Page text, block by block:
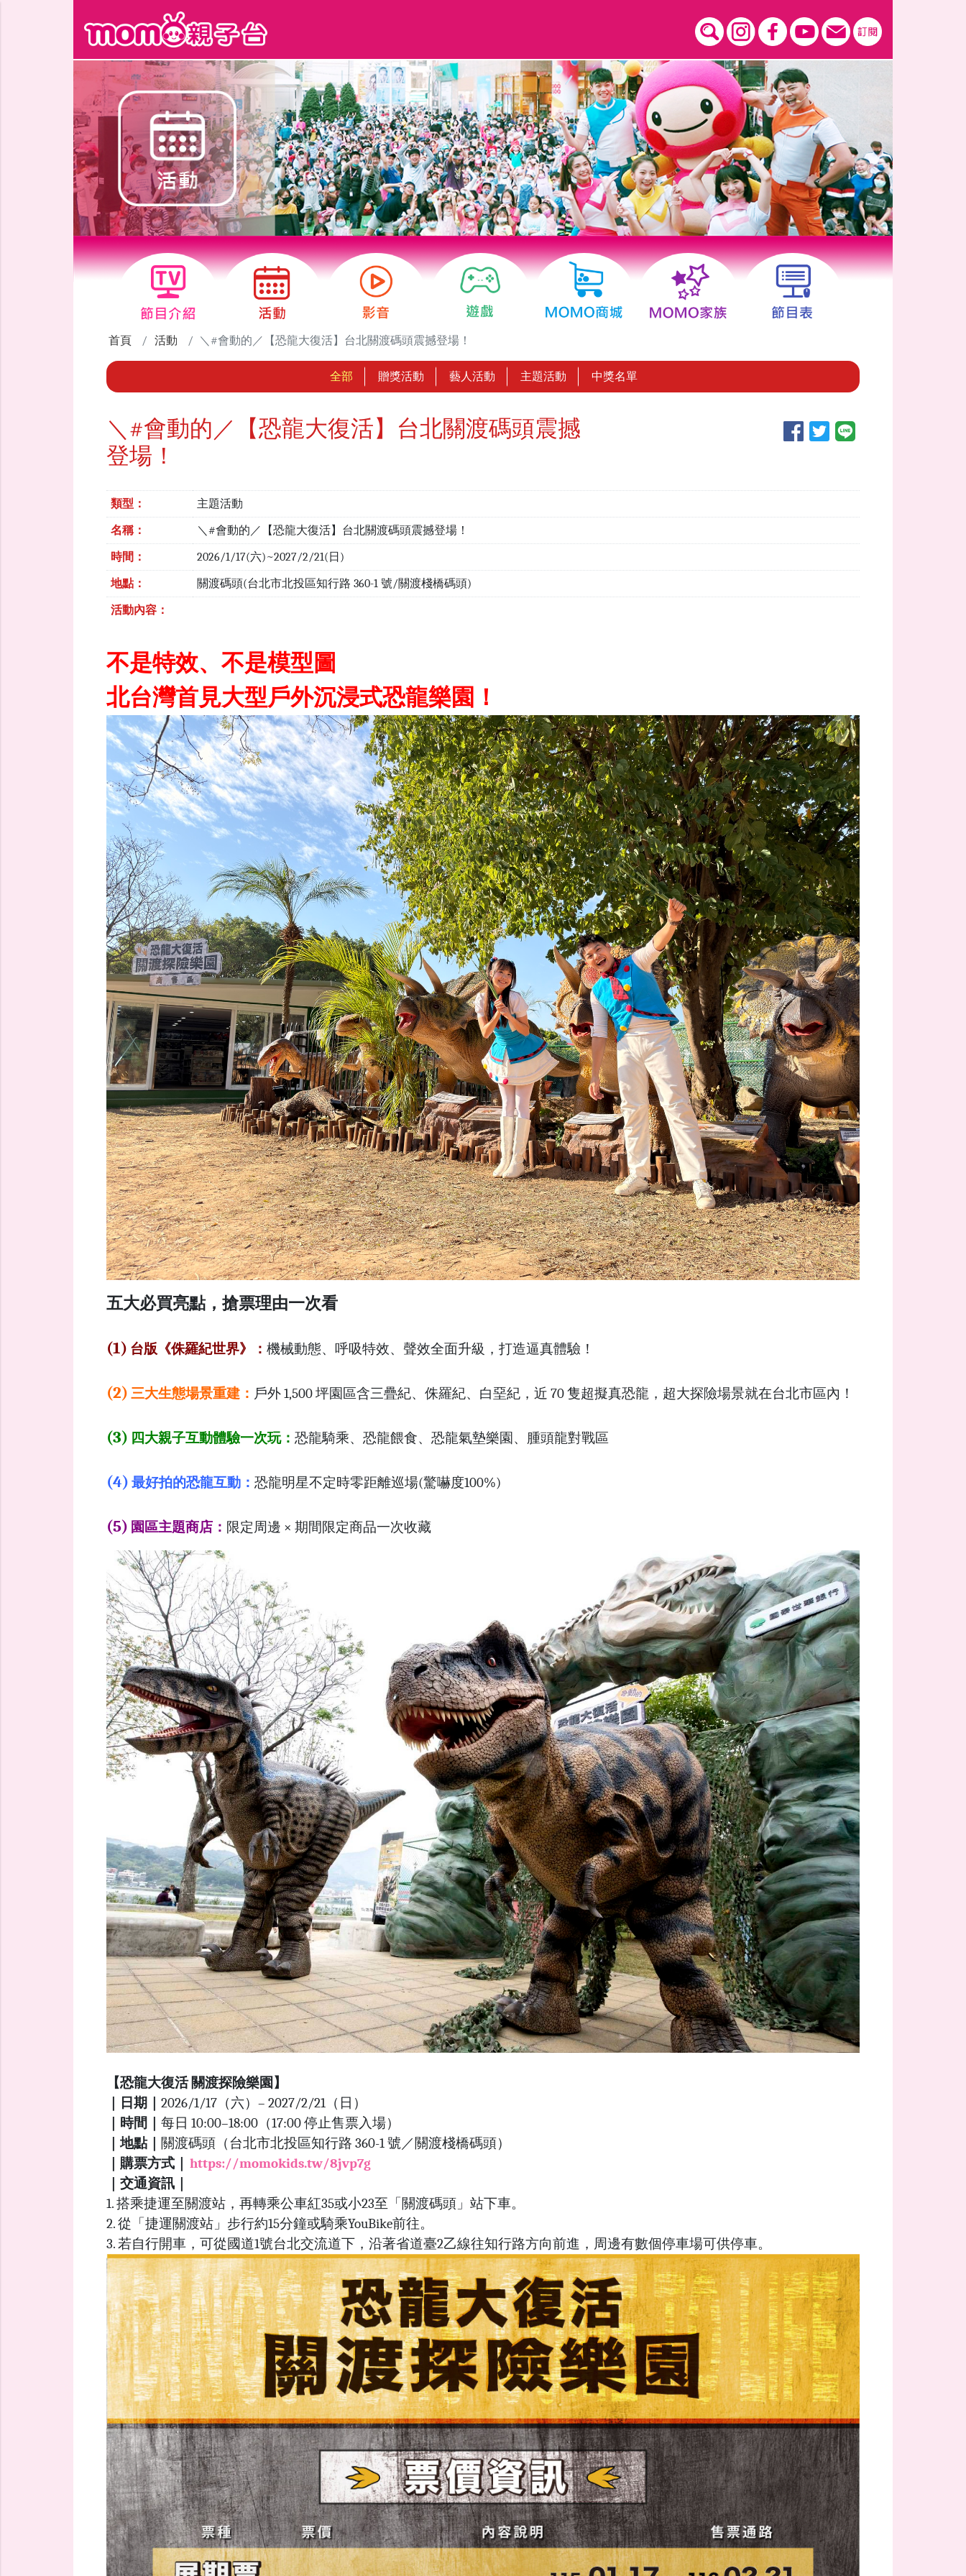
首頁 活動 ＼#會動的／【恐龍大復活】台北關渡碼頭震撼登場！
全部 贈獎活動 藝人活動 主題活動 中獎名單
＼#會動的／【恐龍大復活】台北關渡碼頭震撼
登場！
類型： 主題活動
名稱： ＼#會動的／【恐龍大復活】台北關渡碼頭震撼登場！
時間： 2026/1/17(六)~2027/2/21(日)
地點： 關渡碼頭(台北市北投區知行路 360-1 號/關渡棧橋碼頭)
活動內容：
不是特效、不是模型圖
北台灣首見大型戶外沉浸式恐龍樂園！
五大必買亮點，搶票理由一次看
(1) 台版《侏羅紀世界》： 機械動態、呼吸特效、聲效全面升級，打造逼真體驗！
(2) 三大生態場景重建： 戶外 1,500 坪園區含三疊紀、侏羅紀、白堊紀，近 70 隻超擬真恐龍，超大探險場景就在台北市區內！
(3) 四大親子互動體驗一次玩： 恐龍騎乘、恐龍餵食、恐龍氣墊樂園、腫頭龍對戰區
(4) 最好拍的恐龍互動： 恐龍明星不定時零距離巡場(驚嚇度100%)
(5) 園區主題商店： 限定周邊 × 期間限定商品一次收藏
【恐龍大復活 關渡探險樂園】
｜日期｜ 2026/1/17（六）– 2027/2/21（日）
｜時間｜ 每日 10:00–18:00（17:00 停止售票入場）
｜地點｜ 關渡碼頭（台北市北投區知行路 360-1 號／關渡棧橋碼頭）
｜購票方式｜ https://momokids.tw/8jvp7g
｜交通資訊｜
1. 搭乘捷運至關渡站，再轉乘公車紅35或小23至「關渡碼頭」站下車。
2. 從「捷運關渡站」步行約15分鐘或騎乘YouBike前往。
3. 若自行開車，可從國道1號台北交流道下，沿著省道臺2乙線往知行路方向前進，周邊有數個停車場可供停車。